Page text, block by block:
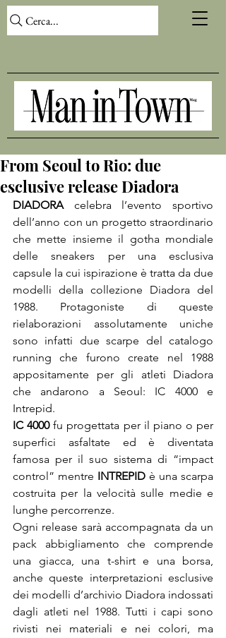
Cerca...
From Seoul to Rio: due
esclusive release Diadora
DIADORA celebra l’evento sportivo
dell’anno con un progetto straordinario
che mette insieme il gotha mondiale
delle sneakers per una esclusiva
capsule la cui ispirazione è tratta da due
modelli della collezione Diadora del
1988. Protagoniste di queste
rielaborazioni assolutamente uniche
sono infatti due scarpe del catalogo
running che furono create nel 1988
appositamente per gli atleti Diadora
che andarono a Seoul: IC 4000 e
IC 4000 fu progettata per il piano o per
superfici asfaltate ed è diventata
famosa per il suo sistema di “impact
control” mentre INTREPID è una scarpa
costruita per la velocità sulle medie e
Ogni release sarà accompagnata da un
pack abbigliamento che comprende
una giacca, una t-shirt e una borsa,
anche queste interpretazioni esclusive
dei modelli d’archivio Diadora indossati
dagli atleti nel 1988. Tutti i capi sono
rivisti nei materiali e nei colori, ma